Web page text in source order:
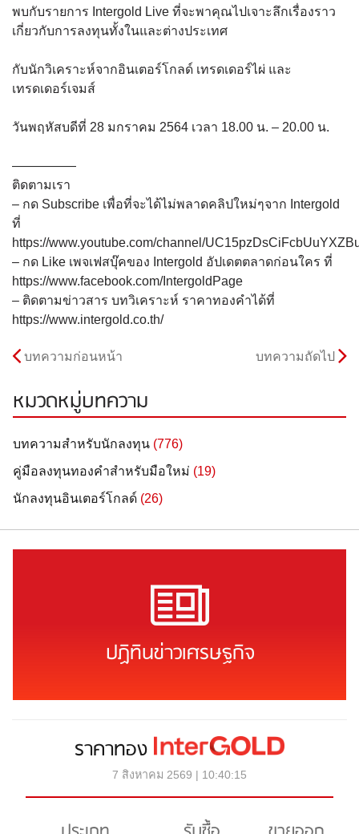
พบกับรายการ Intergold Live ที่จะพาคุณไปเจาะลึกเรื่องราว
เกี่ยวกับการลงทุนทั้งในและต่างประเทศ
กับนักวิเคราะห์จากอินเตอร์โกลด์ เทรดเดอร์ไผ่ และ
เทรดเดอร์เจมส์
วันพฤหัสบดีที่ 28 มกราคม 2564 เวลา 18.00 น. – 20.00 น.
—————
ติดตามเรา
– กด Subscribe เพื่อที่จะได้ไม่พลาดคลิปใหม่ๆจาก Intergold
ที่
https://www.youtube.com/channel/
– กด Like เพจเฟสบุ๊คของ Intergold อัปเดตตลาดก่อนใคร ที่
https://www.facebook.com/IntergoldPage
– ติดตามข่าวสาร บทวิเคราะห์ ราคาทองคำได้ที่
https://www.intergold.co.th/
บทความก่อนหน้า บทความถัดไป
หมวดหมู่บทความ
บทความสำหรับนักลงทุน (776)
คู่มือลงทุนทองคำสำหรับมือใหม่ (19)
นักลงทุนอินเตอร์โกลด์ (26)
ปฏิทินข่าวเศรษฐกิจ
ราคาทอง
7 สิงหาคม 2569 | 10:40:15